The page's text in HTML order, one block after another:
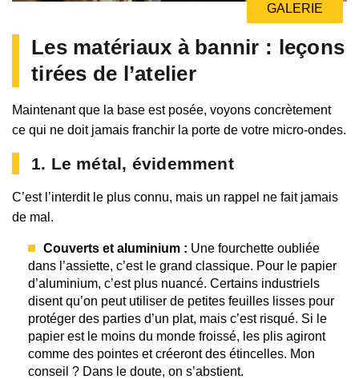
GALERIE
Les matériaux à bannir : leçons
tirées de l’atelier
Maintenant que la base est posée, voyons concrètement
ce qui ne doit jamais franchir la porte de votre micro-ondes.
1. Le métal, évidemment
C’est l’interdit le plus connu, mais un rappel ne fait jamais
de mal.
Couverts et aluminium : Une fourchette oubliée
dans l’assiette, c’est le grand classique. Pour le papier
d’aluminium, c’est plus nuancé. Certains industriels
disent qu’on peut utiliser de petites feuilles lisses pour
protéger des parties d’un plat, mais c’est risqué. Si le
papier est le moins du monde froissé, les plis agiront
comme des pointes et créeront des étincelles. Mon
conseil ? Dans le doute, on s’abstient.